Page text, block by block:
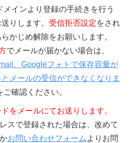
メインより登録の手続きを行う
りします。 受信拒否設定をされ
かじめ解除をお願いします。
でメールが届かない場合は、
、Googleフォトで保存容量が
とメールの受信ができなくなりま
確認ください。
をメールにてお送りします。
スで登録された場合は、改めて
お問い合わせフォーム よりお問